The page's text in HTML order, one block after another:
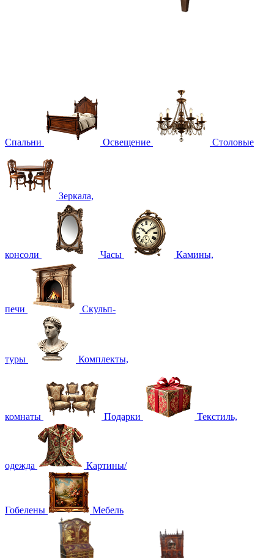
Спальни Освещение Столовые
Зеркала,
консоли Часы Камины,
печи Скульп-
туры Комплекты,
комнаты Подарки Текстиль,
одежда Картины/
Гобелены Мебель